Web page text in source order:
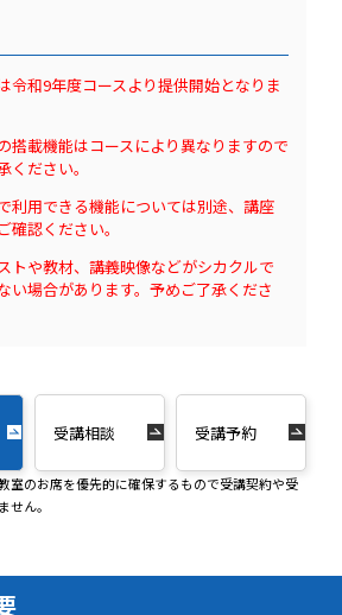
令和9年度コースより提供開始となりま
搭載機能はコースにより異なりますので
ください。
利用できる機能については別途、講座
確認ください。
トや教材、講義映像などがシカクルで
い場合があります。予めご了承くださ
受講相談 受講予約
室のお席を優先的に確保するもので受講契約や受
せん。